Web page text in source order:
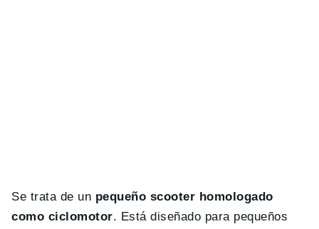
Se trata de un pequeño scooter homologado
como ciclomotor. Está diseñado para pequeños